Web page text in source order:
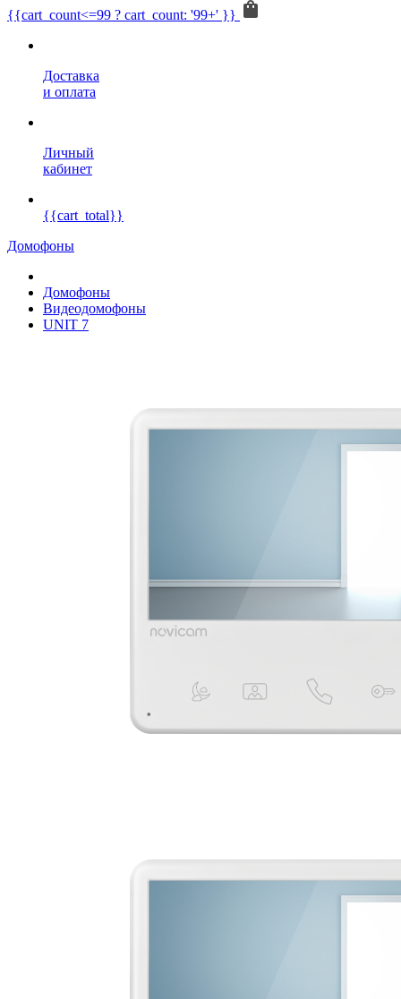
{{cart_count<=99 ? cart_count: '99+' }}
Доставка
и оплата
Личный
кабинет
{{cart_total}}
Домофоны
Домофоны
Видеодомофоны
UNIT 7